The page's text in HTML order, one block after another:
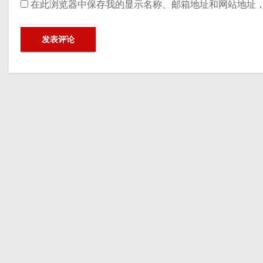
在此浏览器中保存我的显示名称、邮箱地址和网站地址